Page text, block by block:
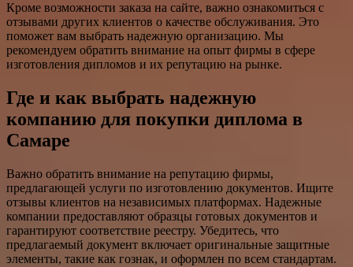
Кроме возможности заказа на сайте, важно ознакомиться с
отзывами других клиентов о качестве обслуживания. Это
поможет вам выбрать надежную организацию. Мы
рекомендуем обратить внимание на опыт фирмы в сфере
изготовления дипломов и их репутацию на рынке.
Где и как выбрать надежную
компанию для покупки диплома в
Самаре
Важно обратить внимание на репутацию фирмы,
предлагающей услуги по изготовлению документов. Ищите
отзывы клиентов на независимых платформах. Надежные
компании предоставляют образцы готовых документов и
гарантируют соответствие реестру. Убедитесь, что
предлагаемый документ включает оригинальные защитные
элементы, такие как гознак, и оформлен по всем стандартам.